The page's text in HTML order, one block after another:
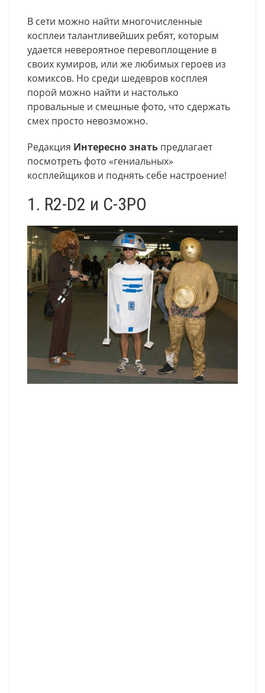
В сети можно найти многочисленные
косплеи талантливейших ребят, которым
удается невероятное перевоплощение в
своих кумиров, или же любимых героев из
комиксов. Но среди шедевров косплея
порой можно найти и настолько
провальные и смешные фото, что сдержать
смех просто невозможно.
Редакция Интересно знать предлагает
посмотреть фото «гениальных»
косплейщиков и поднять себе настроение!
1. R2-D2 и C-3PO